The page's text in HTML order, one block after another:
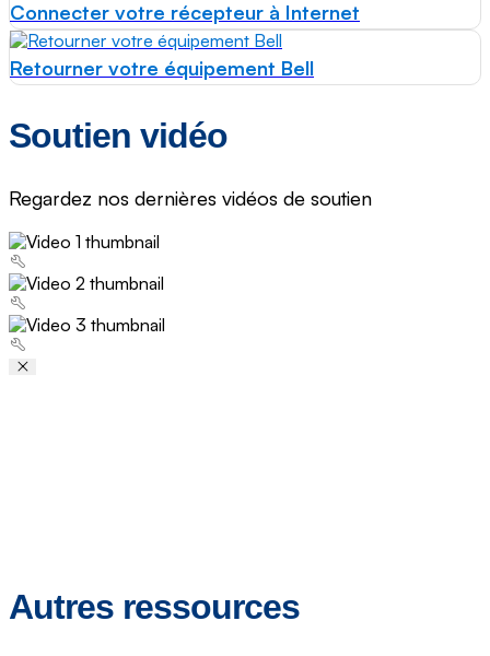
Connecter votre récepteur à Internet
Retourner votre équipement Bell
Soutien vidéo
Regardez nos dernières vidéos de soutien
Video Player
Autres ressources